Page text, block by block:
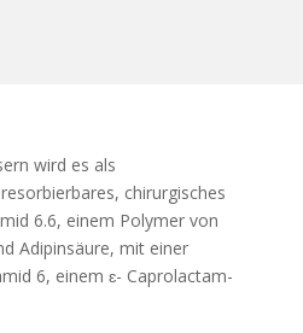
wird es als
chirurgisches
6.6, einem Polymer von
Adipinsäure, mit einer
6, einem ɛ- Caprolactam-